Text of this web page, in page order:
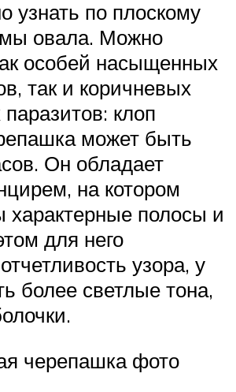
узнать по плоскому
овала. Можно
особей насыщенных
так и коричневых
клоп
может быть
Он обладает
на котором
характерные полосы и
для него
узора, у
более светлые тона,
черепашка фото